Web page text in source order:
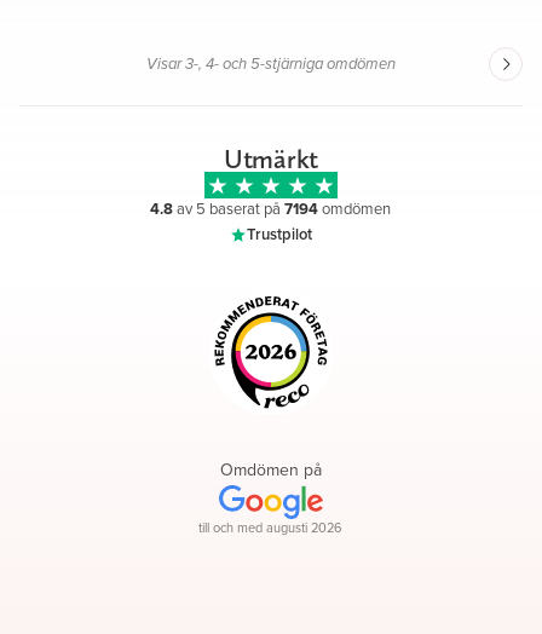
Visar 3-, 4- och 5-stjärniga omdömen
Utmärkt
4.8av 5 baserat på7194omdömen
Trustpilot
Omdömen på
till och med augusti 2026